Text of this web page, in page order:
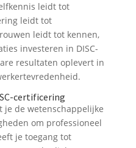
leidt tot
leidt tot
leidt tot kennen,
investeren in DISC-
resultaten oplevert in
certificering
je de wetenschappelijke
om professioneel
je toegang tot